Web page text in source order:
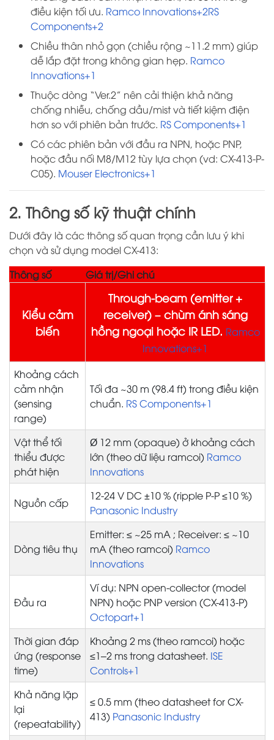
điều kiện tối ưu. Ramco Innovations+2RS
Components+2
Chiều thân nhỏ gọn (chiều rộng ~11.2 mm) giúp
dễ lắp đặt trong không gian hẹp. Ramco
Innovations+1
Thuộc dòng “Ver.2” nên cải thiện khả năng
chống nhiễu, chống dầu/mist và tiết kiệm điện
hơn so với phiên bản trước. RS Components+1
Có các phiên bản với đầu ra NPN, hoặc PNP,
hoặc đầu nối M8/M12 tùy lựa chọn (vd: CX-413-P-
C05). Mouser Electronics+1
2. Thông số kỹ thuật chính
Dưới đây là các thông số quan trọng cần lưu ý khi
chọn và sử dụng model CX-413:
Thông số
Giá trị/Ghi chú
Kiểu cảm
biến
Through-beam (emitter +
receiver) – chùm ánh sáng
hồng ngoại hoặc IR LED. Ramco
Innovations+1
Khoảng cách
cảm nhận
(sensing
range)
Tối đa ~30 m (98.4 ft) trong điều kiện
chuẩn. RS Components+1
Vật thể tối
thiểu được
phát hiện
Ø 12 mm (opaque) ở khoảng cách
lớn (theo dữ liệu ramcoi) Ramco
Innovations
Nguồn cấp
12-24 V DC ±10 % (ripple P-P ≤10 %)
Panasonic Industry
Dòng tiêu thụ
Emitter: ≤ ~25 mA ; Receiver: ≤ ~10
mA (theo ramcoi) Ramco
Innovations
Đầu ra
Ví dụ: NPN open-collector (model
NPN) hoặc PNP version (CX-413-P)
Octopart+1
Thời gian đáp
ứng (response
time)
Khoảng 2 ms (theo ramcoi) hoặc
≤1–2 ms trong datasheet. ISE
Controls+1
Khả năng lặp
lại
(repeatability)
≤ 0.5 mm (theo datasheet for CX-
413) Panasonic Industry